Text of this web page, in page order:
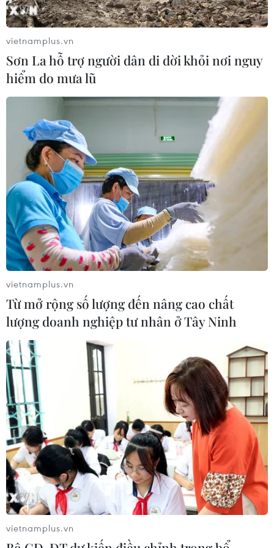
An Giang: Xây dựng cơ chế giao việc
lớn, việc khó cho kinh tế tư nhân
05/08/2026 07:39
Nghị quyết 10-NQ/TW: Kiến tạo hệ
sinh thái đầu tư hấp dẫn doanh
nghiệp FDI
05/08/2026 03:59
Thành phố Hồ Chí Minh siết kiểm
soát chặt chẽ thực phẩm tại các chợ
đầu mối
05/08/2026 02:50
Giá vàng trong nước tăng nhẹ, SJC
lên ngưỡng 141 triệu đồng mỗi lượng
05/08/2026 02:25
Giá vàng ngày 5/8: Bảng giá tại các
công ty vàng bạc đá quý
05/08/2026 01:51
Giá vàng thế giới tăng khoảng 1% khi
giá dầu hạ nhiệt
05/08/2026 01:18
Hà Nội quảng bá tiềm năng đầu tư,
vietnamplus.vn
Sơn La hỗ trợ người dân di dời khỏi nơi nguy
hiểm do mưa lũ
vietnamplus.vn
Từ mở rộng số lượng đến nâng cao chất
lượng doanh nghiệp tư nhân ở Tây Ninh
vietnamplus.vn